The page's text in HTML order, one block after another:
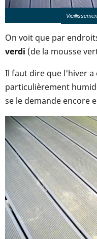
On voit que par
verdi (de la mousse
Il faut dire que l'hiver
particulièrement
se le demande encore